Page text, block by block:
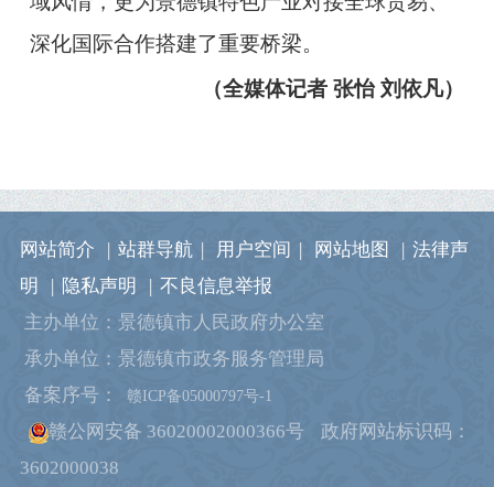
深化国际合作搭建了重要桥梁。
（全媒体记者 张怡 刘依凡）
网站简介 | 站群导航 | 用户空间 | 网站地图 | 法律声
明
| 隐私声明 | 不良信息举报
主办单位：景德镇市人民政府办公室
承办单位：景德镇市政务服务管理局
备案序号：
赣ICP备05000797号-1
赣公网安备 36020002000366号
政府网站标识码：
3602000038